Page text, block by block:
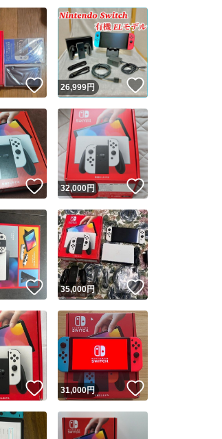
このユーザーはYahoo!フリマの取引を完了
績◯+ このユーザーは他フリマサービスでの取引
発送
績に基づく表示であり、発送を保証しているものではあり
安心発送
このユーザーは高頻度で24時間以内＆設定
ます
送 このユーザーは高頻度で24時間以内に発送
このユーザーは設定した発送日数内に発送し
1商品につき1回です
出品ページへ
キャンセル
いいね！
26,999円
いいね！
32,000円 いいね！
いいね！
35,000円 いいね！
いいね！
31,000円